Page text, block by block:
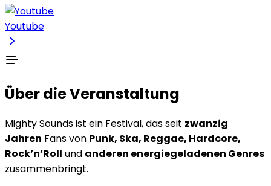
Youtube
Über die Veranstaltung
Mighty Sounds ist ein Festival, das seit zwanzig
Jahren Fans von Punk, Ska, Reggae, Hardcore,
Rock’n’Roll und anderen energiegeladenen Genres
zusammenbringt.